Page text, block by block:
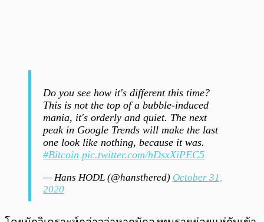
Do you see how it's different this time?
This is not the top of a bubble-induced
mania, it's orderly and quiet. The next
peak in Google Trends will make the last
one look like nothing, because it was.
#Bitcoin pic.twitter.com/hDsxXiPEC5
— Hans HODL (@hansthered) October 31,
2020